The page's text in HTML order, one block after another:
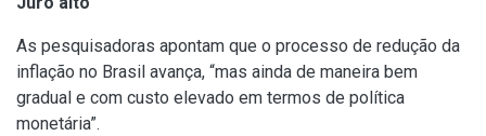
As pesquisadoras apontam que o processo de redução da
inflação no Brasil avança, “mas ainda de maneira bem
gradual e com custo elevado em termos de política
monetária”.